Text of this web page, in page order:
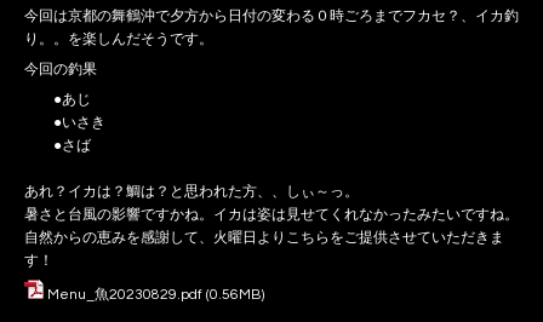
今回は京都の舞鶴沖で夕方から日付の変わる０時ごろまでフカセ？、イカ釣
り。。を楽しんだそうです。
今回の釣果
●あじ
●いさき
●さば
あれ？イカは？鯛は？と思われた方、、しぃ～っ。
暑さと台風の影響ですかね。イカは姿は見せてくれなかったみたいですね。
自然からの恵みを感謝して、火曜日よりこちらをご提供させていただきま
す！
Menu_魚20230829.pdf (0.56MB)